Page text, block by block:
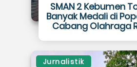
SMAN 2 Kebumen
Banyak Medali di
Cabang Olahraga
Jurnalistik